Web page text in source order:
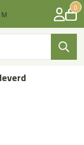
0